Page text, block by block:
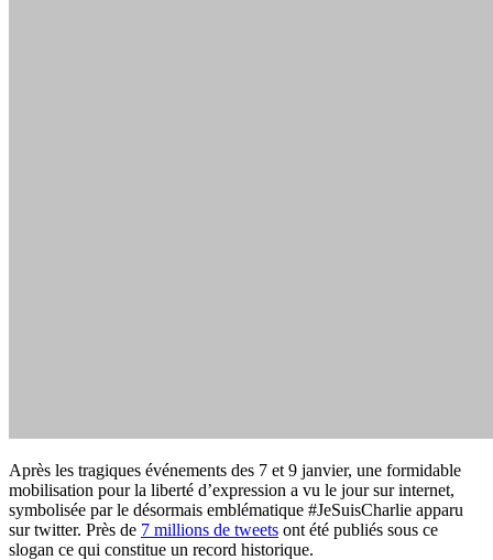
Après les tragiques événements des 7 et 9 janvier, une formidable
mobilisation pour la liberté d’expression a vu le jour sur internet,
symbolisée par le désormais emblématique #JeSuisCharlie apparu
sur twitter. Près de 7 millions de tweets ont été publiés sous ce
slogan ce qui constitue un record historique.